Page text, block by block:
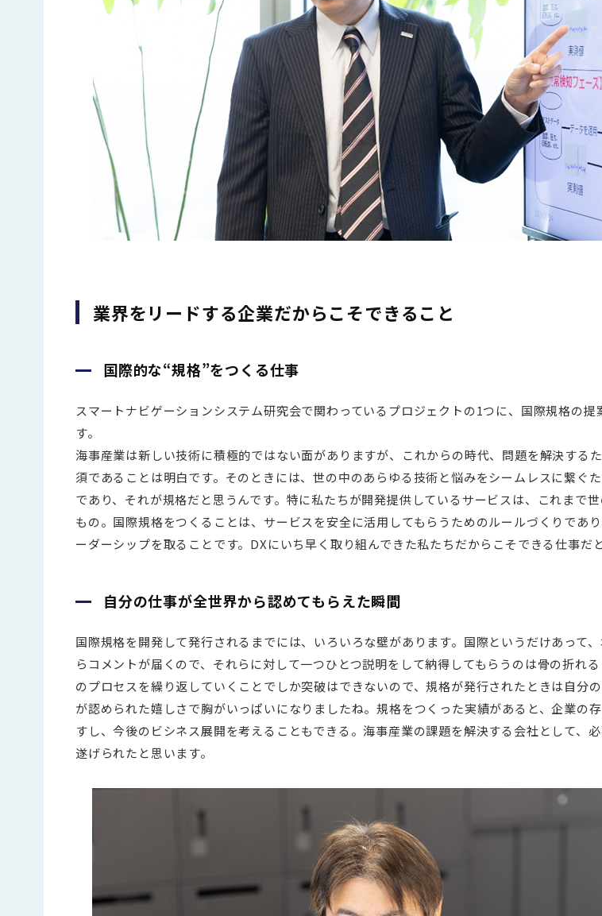
業界をリードする企業だからこそできること
国際的な“規格”をつくる仕事
スマートナビゲーションシステム研究会で関わっているプロジェクトの1つに、国際規格の提
す。
海事産業は新しい技術に積極的ではない面がありますが、これからの時代、問題を解決する
須であることは明白です。そのときには、世の中のあらゆる技術と悩みをシームレスに繋ぐ
であり、それが規格だと思うんです。特に私たちが開発提供しているサービスは、これまで
もの。国際規格をつくることは、サービスを安全に活用してもらうためのルールづくりであ
ーダーシップを取ることです。DXにいち早く取り組んできた私たちだからこそできる仕事だ
自分の仕事が全世界から認めてもらえた瞬間
国際規格を開発して発行されるまでには、いろいろな壁があります。国際というだけあって
らコメントが届くので、それらに対して一つひとつ説明をして納得してもらうのは骨の折れ
のプロセスを繰り返していくことでしか突破はできないので、規格が発行されたときは自分
が認められた嬉しさで胸がいっぱいになりましたね。規格をつくった実績があると、企業の
すし、今後のビシネス展開を考えることもできる。海事産業の課題を解決する会社として、
遂げられたと思います。